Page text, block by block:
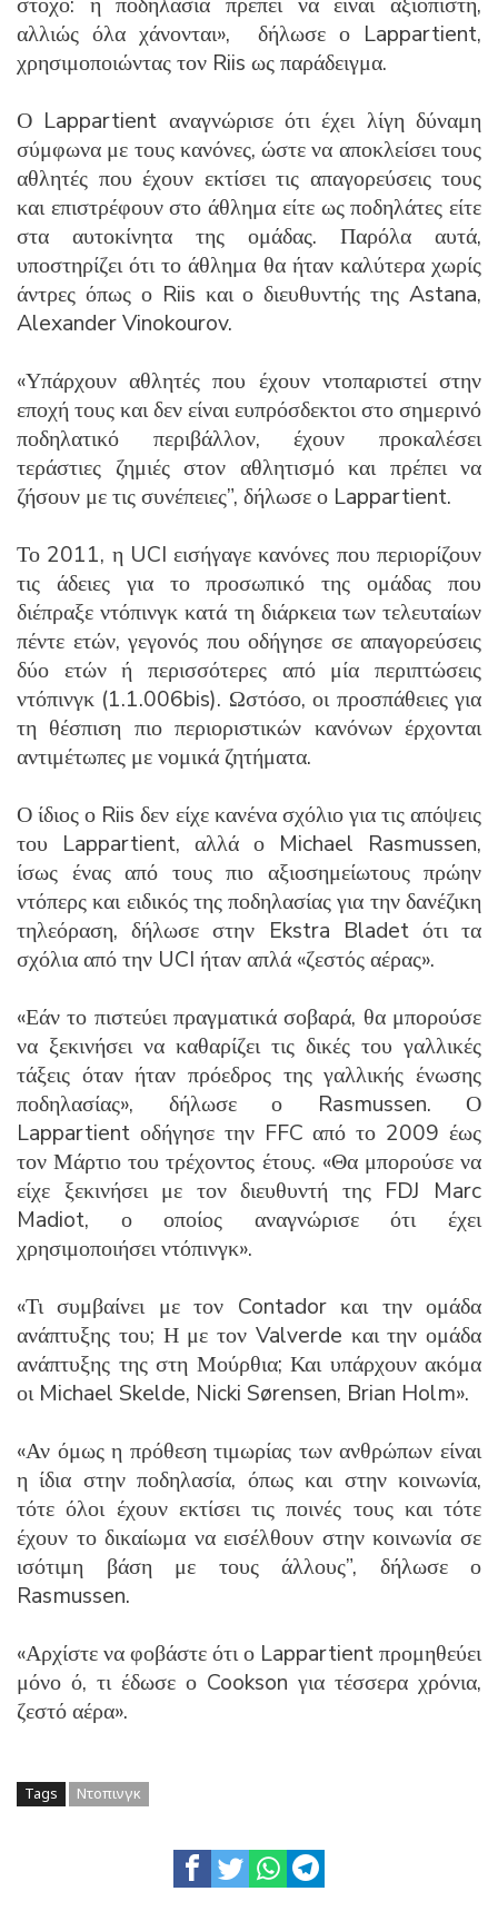
αλλιώς όλα χάνονται», δήλωσε ο Lappartient,
χρησιμοποιώντας τον Riis ως παράδειγμα.
Ο Lappartient αναγνώρισε ότι έχει λίγη δύναμη
σύμφωνα με τους κανόνες, ώστε να αποκλείσει τους
αθλητές που έχουν εκτίσει τις απαγορεύσεις τους
και επιστρέφουν στο άθλημα είτε ως ποδηλάτες είτε
στα αυτοκίνητα της ομάδας. Παρόλα αυτά,
υποστηρίζει ότι το άθλημα θα ήταν καλύτερα χωρίς
άντρες όπως ο Riis και ο διευθυντής της Astana,
Alexander Vinokourov.
«Υπάρχουν αθλητές που έχουν ντοπαριστεί στην
εποχή τους και δεν είναι ευπρόσδεκτοι στο σημερινό
ποδηλατικό περιβάλλον, έχουν προκαλέσει
τεράστιες ζημιές στον αθλητισμό και πρέπει να
ζήσουν με τις συνέπειες”, δήλωσε ο Lappartient.
Το 2011, η UCI εισήγαγε κανόνες που περιορίζουν
τις άδειες για το προσωπικό της ομάδας που
διέπραξε ντόπινγκ κατά τη διάρκεια των τελευταίων
πέντε ετών, γεγονός που οδήγησε σε απαγορεύσεις
δύο ετών ή περισσότερες από μία περιπτώσεις
ντόπινγκ (1.1.006bis). Ωστόσο, οι προσπάθειες για
τη θέσπιση πιο περιοριστικών κανόνων έρχονται
αντιμέτωπες με νομικά ζητήματα.
Ο ίδιος ο Riis δεν είχε κανένα σχόλιο για τις απόψεις
του Lappartient, αλλά ο Michael Rasmussen,
ίσως ένας από τους πιο αξιοσημείωτους πρώην
ντόπερς και ειδικός της ποδηλασίας για την δανέζικη
τηλεόραση, δήλωσε στην Ekstra Bladet ότι τα
σχόλια από την UCI ήταν απλά «ζεστός αέρας».
«Εάν το πιστεύει πραγματικά σοβαρά, θα μπορούσε
να ξεκινήσει να καθαρίζει τις δικές του γαλλικές
τάξεις όταν ήταν πρόεδρος της γαλλικής ένωσης
ποδηλασίας», δήλωσε ο Rasmussen. Ο
Lappartient οδήγησε την FFC από το 2009 έως
τον Μάρτιο του τρέχοντος έτους. «Θα μπορούσε να
είχε ξεκινήσει με τον διευθυντή της FDJ Marc
Madiot, ο οποίος αναγνώρισε ότι έχει
χρησιμοποιήσει ντόπινγκ».
«Τι συμβαίνει με τον Contador και την ομάδα
ανάπτυξης του; Η με τον Valverde και την ομάδα
ανάπτυξης της στη Μούρθια; Και υπάρχουν ακόμα
οι Michael Skelde, Nicki Sørensen, Brian Holm».
«Αν όμως η πρόθεση τιμωρίας των ανθρώπων είναι
η ίδια στην ποδηλασία, όπως και στην κοινωνία,
τότε όλοι έχουν εκτίσει τις ποινές τους και τότε
έχουν το δικαίωμα να εισέλθουν στην κοινωνία σε
ισότιμη βάση με τους άλλους”, δήλωσε ο
Rasmussen.
«Αρχίστε να φοβάστε ότι ο Lappartient προμηθεύει
μόνο ό, τι έδωσε ο Cookson για τέσσερα χρόνια,
ζεστό αέρα».
Tags Ντοπινγκ